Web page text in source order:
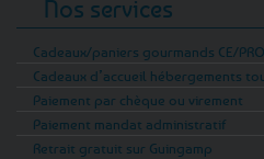
Nos services
Cadeaux/paniers gourmands CE/PRO
Cadeaux d’accueil hébergements
Paiement par chèque ou virement
Paiement mandat administratif
Retrait gratuit sur Guingamp